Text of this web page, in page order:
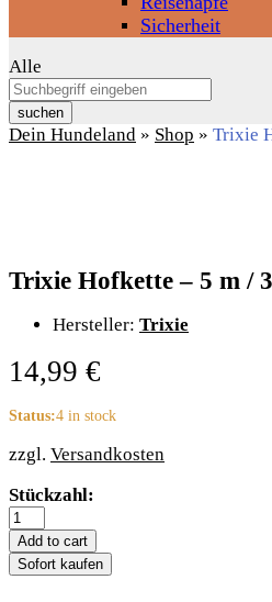
Sicherheit
Alle
suchen
Dein Hundeland » Shop » Trixie
Trixie Hofkette – 5 m /
Hersteller: Trixie
14,99 €
Status:4 in stock
zzgl. Versandkosten
Trixie
Hofkette
-
5
m
Stückzahl:
Add to cart
Sofort kaufen